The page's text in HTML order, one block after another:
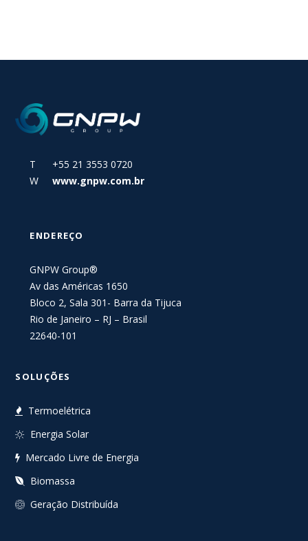
T +55 21 3553 0720
W
www.gnpw.com.br
ENDEREÇO
GNPW Group®
Av das Américas 1650
Bloco 2, Sala 301- Barra da Tijuca
Rio de Janeiro – RJ – Brasil
22640-101
SOLUÇÕES
Termoelétrica
Energia Solar
Mercado Livre de Energia
Biomassa
Geração Distribuída